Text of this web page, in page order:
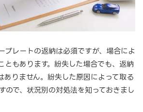
プレートの返納は必須ですが、場合によ
ともあります。紛失した場合でも、返納
ありません。紛失した原因によって取る
ので、状況別の対処法を知っておきまし